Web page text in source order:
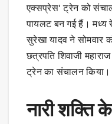
एक्सप्रेस’ ट्रेन को
पायलट बन गई हैं। मध्य
सुरेखा यादव ने सोमवार
छत्रपति शिवाजी
ट्रेन का संचालन किया।
नारी शक्ति